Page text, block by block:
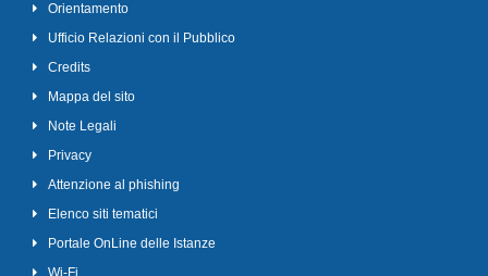
Orientamento
Ufficio Relazioni con il Pubblico
Credits
Mappa del sito
Note Legali
Privacy
Attenzione al phishing
Elenco siti tematici
Portale OnLine delle Istanze